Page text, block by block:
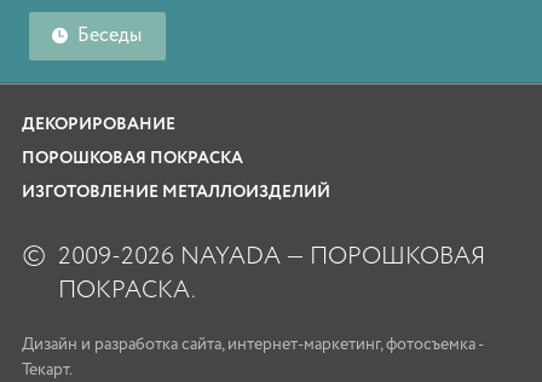
Беседы
ДЕКОРИРОВАНИЕ
ПОРОШКОВАЯ ПОКРАСКА
ИЗГОТОВЛЕНИЕ МЕТАЛЛОИЗДЕЛИЙ
© 2009-2026 NAYADA — ПОРОШКОВАЯ
ПОКРАСКА.
Дизайн и разработка сайта, интернет-маркетинг,фотосъемка -
Текарт.